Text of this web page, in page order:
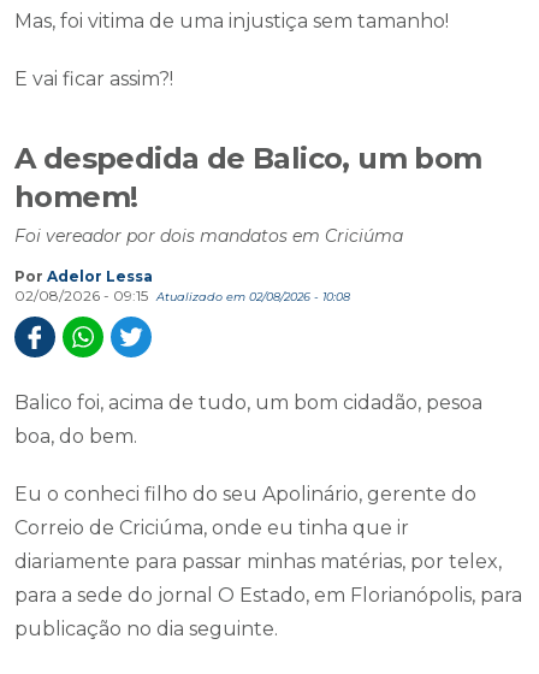
Mas, foi vitima de uma injustiça sem tamanho!
E vai ficar assim?!
A despedida de Balico, um bom
homem!
Foi vereador por dois mandatos em Criciúma
Por Adelor Lessa
02/08/2026 - 09:15
Atualizado em 02/08/2026 - 10:08
Balico foi, acima de tudo, um bom cidadão, pesoa
boa, do bem.
Eu o conheci filho do seu Apolinário, gerente do
Correio de Criciúma, onde eu tinha que ir
diariamente para passar minhas matérias, por telex,
para a sede do jornal O Estado, em Florianópolis, para
publicação no dia seguinte.